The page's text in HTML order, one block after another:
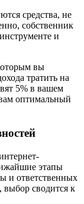
средства, не
собственник
и
вы
тратить на
5% в вашем
оптимальный
этапы
и ответственных
выбор сводится к